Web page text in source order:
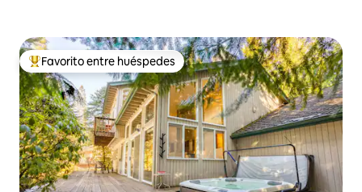
De los mejores en Favorito entre huéspedes
Favorito entre huéspedes